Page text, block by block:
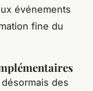
événements
fine du
des